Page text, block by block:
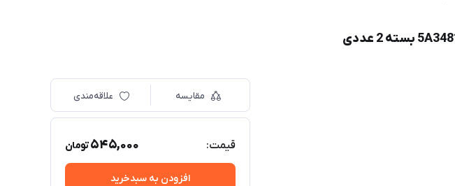
مقایسه علاقه‌مندی
قیمت: 545,000تومان
افزودن به سبدخرید